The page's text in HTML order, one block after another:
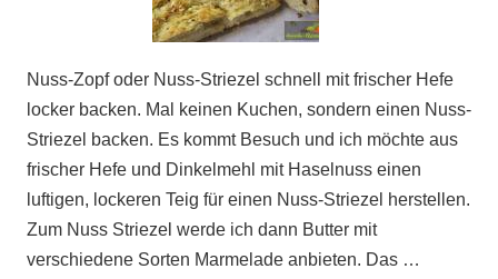
Nuss-Zopf oder Nuss-Striezel schnell mit frischer Hefe
locker backen. Mal keinen Kuchen, sondern einen Nuss-
Striezel backen. Es kommt Besuch und ich möchte aus
frischer Hefe und Dinkelmehl mit Haselnuss einen
luftigen, lockeren Teig für einen Nuss-Striezel herstellen.
Zum Nuss Striezel werde ich dann Butter mit
verschiedene Sorten Marmelade anbieten. Das …